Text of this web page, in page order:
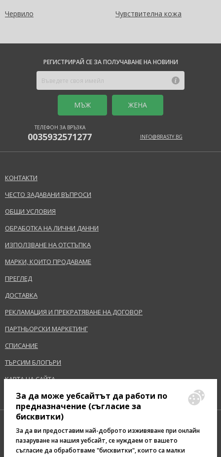
Червило Чувствителна кожа
РЕГИСТРИРАЙ СЕ ЗА ПОЛУЧАВАНЕ НА НОВИНИ
MЪЖ ЖЕНА
ТЕЛЕФОН ЗА ВРЪЗКА
0035932571277 INFO@BRASTY.BG
КОНТАКТИ
ЧЕСТО ЗАДАВАНИ ВЪПРОСИ
ОБЩИ УСЛОВИЯ
ОБРАБОТКА НА ЛИЧНИ ДАННИ
ИЗПОЛЗВАНЕ НА ОТСТЪПКА
МАРКИ, КОИТО ПРОДАВАМЕ
ПРЕГЛЕД
ДОСТАВКА
РЕКЛАМАЦИЯ И ПРЕКРАТЯВАНЕ НА ДОГОВОР
ПАРТНЬОРСКИ МАРКЕТИНГ
СПИСАНИЕ
ТЪРСИМ БЛОГЪРИ
КАРТА НА САЙТА
За да може уебсайтът да работи по
предназначение (съгласие за
бисквитки)
За да ви предоставим най-доброто изживяване при онлайн
пазаруване на нашия уебсайт, се нуждаем от вашето
съгласие да обработваме "бисквитки", които са малки